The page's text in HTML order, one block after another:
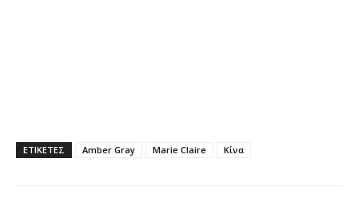
ΕΤΙΚΕΤΕΣ Amber Gray Marie Claire Κίνα